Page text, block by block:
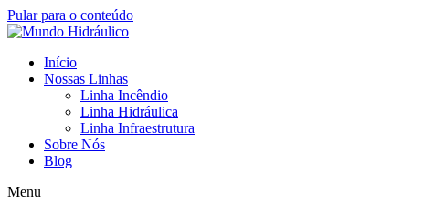
Pular para o conteúdo
Início
Nossas Linhas
Linha Incêndio
Linha Hidráulica
Linha Infraestrutura
Sobre Nós
Blog
Menu